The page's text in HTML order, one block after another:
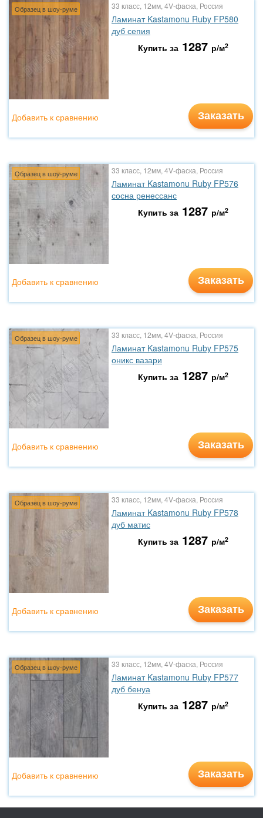
Образец в шоу-руме 33 класс, 12мм, 4V-фаска, Россия
Ламинат Kastamonu Ruby FP580
дуб сепия
Купить за 1287 р/м2
Заказать
Добавить к сравнению
Образец в шоу-руме 33 класс, 12мм, 4V-фаска, Россия
Ламинат Kastamonu Ruby FP576
сосна ренессанс
Купить за 1287 р/м2
Заказать
Добавить к сравнению
Образец в шоу-руме 33 класс, 12мм, 4V-фаска, Россия
Ламинат Kastamonu Ruby FP575
оникс вазари
Купить за 1287 р/м2
Заказать
Добавить к сравнению
Образец в шоу-руме 33 класс, 12мм, 4V-фаска, Россия
Ламинат Kastamonu Ruby FP578
дуб матис
Купить за 1287 р/м2
Заказать
Добавить к сравнению
Образец в шоу-руме 33 класс, 12мм, 4V-фаска, Россия
Ламинат Kastamonu Ruby FP577
дуб бенуа
Купить за 1287 р/м2
Заказать
Добавить к сравнению